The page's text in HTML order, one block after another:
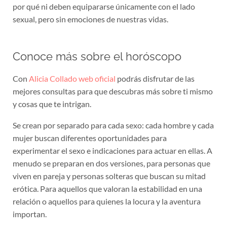
por qué ni deben equipararse únicamente con el lado
sexual, pero sin emociones de nuestras vidas.
Conoce más sobre el horóscopo
Con Alicia Collado web oficial podrás disfrutar de las
mejores consultas para que descubras más sobre ti mismo
y cosas que te intrigan.
Se crean por separado para cada sexo: cada hombre y cada
mujer buscan diferentes oportunidades para
experimentar el sexo e indicaciones para actuar en ellas. A
menudo se preparan en dos versiones, para personas que
viven en pareja y personas solteras que buscan su mitad
erótica. Para aquellos que valoran la estabilidad en una
relación o aquellos para quienes la locura y la aventura
importan.